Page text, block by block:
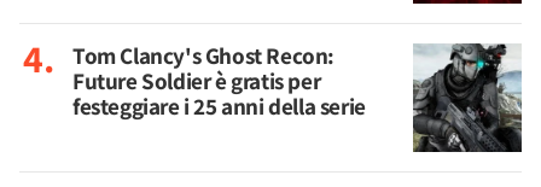
Tom Clancy's Ghost Recon:
Future Soldier è gratis per
festeggiare i 25 anni della serie